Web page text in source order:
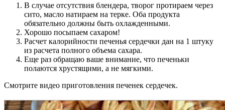
В случае отсутствия блендера, творог протираем через
сито, масло натираем на терке. Оба продукта
обязательно должны быть охлажденными.
Хорошо посыпаем сахаром!
Расчет калорийности печенья сердечки дан на 1 штуку
из расчета полного объема сахара.
Еще раз обращаю ваше внимание, что печеньки
полаются хрустящими, а не мягкими.
Смотрите видео приготовления печенек сердечек.